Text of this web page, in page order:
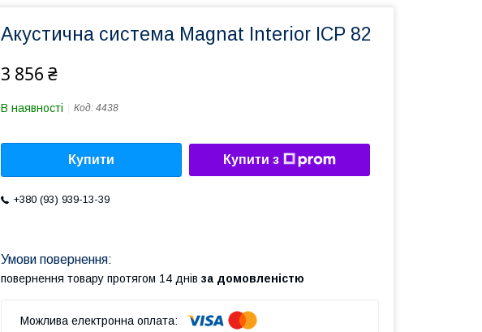
Акустична система Magnat Interior ICP 82
3 856 ₴
В наявності Код: 4438
Купити Купити з
+380 (93) 939-13-39
повернення товару протягом 14 днів за домовленістю